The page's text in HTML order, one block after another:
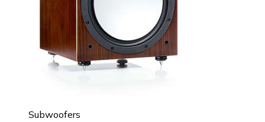
Subwoofers